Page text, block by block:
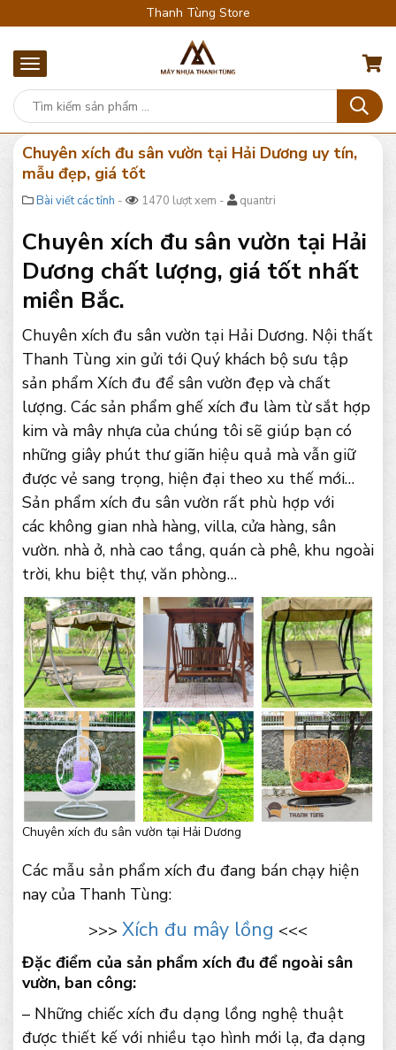
Thanh Tùng Store
Chuyên xích đu sân vườn tại Hải Dương uy tín,
mẫu đẹp, giá tốt
Bài viết các tỉnh - 1470 lượt xem - quantri
Chuyên xích đu sân vườn tại Hải
Dương chất lượng, giá tốt nhất
miền Bắc.
Chuyên xích đu sân vườn tại Hải Dương. Nội thất
Thanh Tùng xin gửi tới Quý khách bộ sưu tập
sản phẩm Xích đu để sân vườn đẹp và chất
lượng. Các sản phẩm ghế xích đu làm từ sắt hợp
kim và mây nhựa của chúng tôi sẽ giúp bạn có
những giây phút thư giãn hiệu quả mà vẫn giữ
được vẻ sang trọng, hiện đại theo xu thế mới…
Sản phẩm xích đu sân vườn rất phù hợp với
các không gian nhà hàng, villa, cửa hàng, sân
vườn. nhà ở, nhà cao tầng, quán cà phê, khu ngoài
trời, khu biệt thự, văn phòng…
Chuyên xích đu sân vườn tại Hải Dương
Các mẫu sản phẩm xích đu đang bán chạy hiện
nay của Thanh Tùng:
>>> Xích đu mây lồng <<<
Đặc điểm của sản phẩm xích đu để ngoài sân
vườn, ban công:
– Những chiếc xích đu dạng lồng nghệ thuật
được thiết kế với nhiều tạo hình mới lạ, đa dạng